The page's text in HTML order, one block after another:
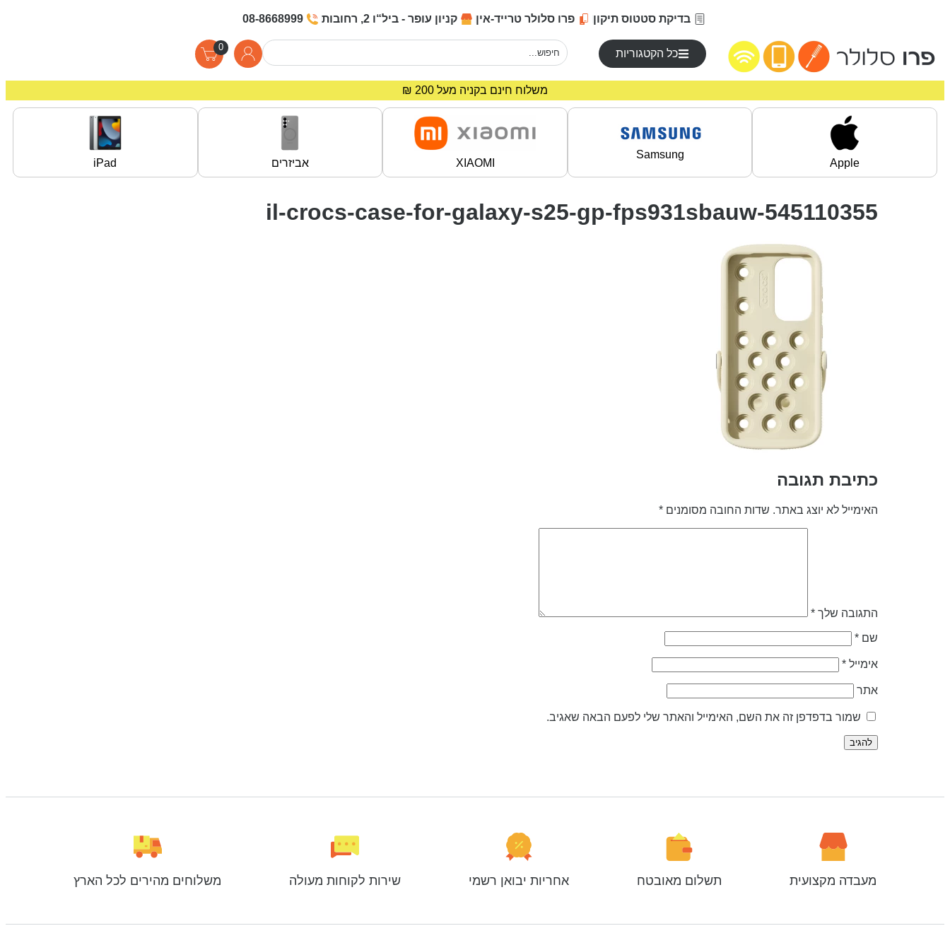
בדיקת סטטוס תיקון פרו סלולר טרייד-אין קניון עופר - ביל“ו 2, רחובות 08-8668999
כל הקטגוריות
0
משלוח חינם בקניה מעל 200 ₪
מחירים מיוחדים לרוכשים באתר!
Apple
Samsung
XIAOMI אביזרים iPad
il-crocs-case-for-galaxy-s25-gp-fps931sbauw-545110355
כתיבת תגובה
האימייל לא יוצג באתר. שדות החובה מסומנים *
התגובה שלך *
שם *
אימייל *
אתר
שמור בדפדפן זה את השם, האימייל והאתר שלי לפעם הבאה שאגיב.
מעבדה מקצועית תשלום מאובטח אחריות יבואן רשמי שירות לקוחות מעולה משלוחים מהירים לכל הארץ